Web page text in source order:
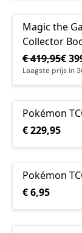
Magic the
Collector
€ 419,95€
Laagste prijs in
Pokémon
€ 229,95
Pokémon
€ 6,95